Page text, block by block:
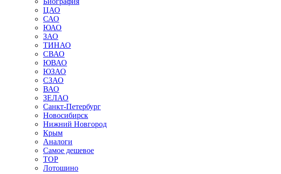
ЦАО
САО
ЮАО
ЗАО
ТИНАО
СВАО
ЮВАО
ЮЗАО
СЗАО
ВАО
ЗЕЛАО
Санкт-Петербург
Новосибирск
Нижний Новгород
Крым
Аналоги
Самое дешевое
TOP
Лотошино